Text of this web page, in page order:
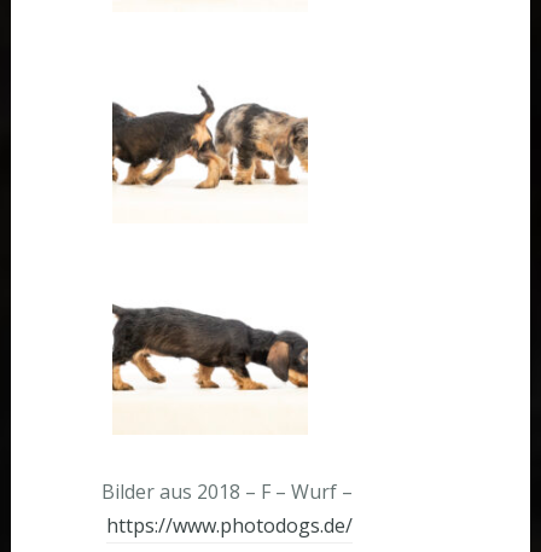
Bilder aus 2018 – F – Wurf –
https://www.photodogs.de/